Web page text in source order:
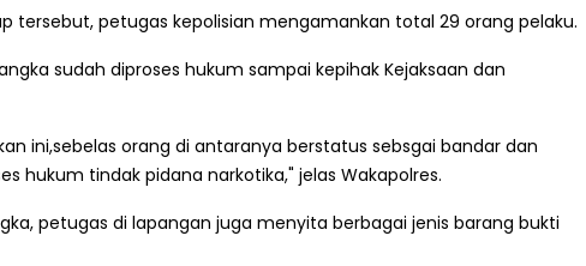
tersebut, petugas kepolisian mengamankan total 29 orang pelaku.
sudah diproses hukum sampai kepihak Kejaksaan dan
ini,sebelas orang di antaranya berstatus sebsgai bandar dan
hukum tindak pidana narkotika," jelas Wakapolres.
petugas di lapangan juga menyita berbagai jenis barang bukti